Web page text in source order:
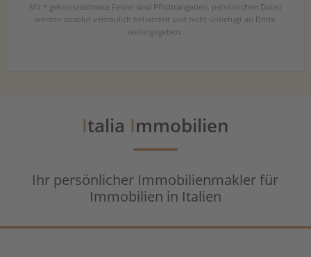
Mit * gekennzeichnete Felder sind Pflichtangaben. persönlichen Daten
werden absolut vertraulich behandelt und nicht unbefugt an Dritte
weitergegeben.
Italia Immobilien
Ihr persönlicher Immobilienmakler für
Immobilien in Italien